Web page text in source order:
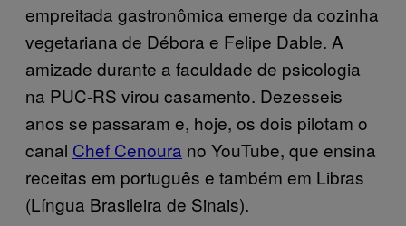
empreitada gastronômica emerge da cozinha
vegetariana de Débora e Felipe Dable. A
amizade durante a faculdade de psicologia
na PUC-RS virou casamento. Dezesseis
anos se passaram e, hoje, os dois pilotam o
canal Chef Cenoura no YouTube, que ensina
receitas em português e também em Libras
(Língua Brasileira de Sinais).